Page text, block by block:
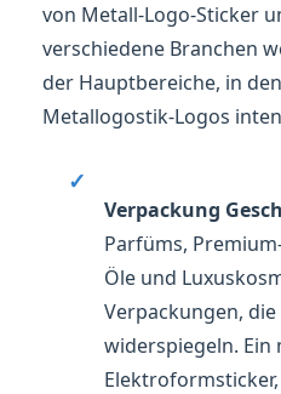
von Metall-Logo-Sticker
verschiedene Branchen
der Hauptbereiche, in
Metallogostik-Logos
✓
Verpackung
Parfüms,
Öle und
Verpackungen,
widerspiegeln. Ein